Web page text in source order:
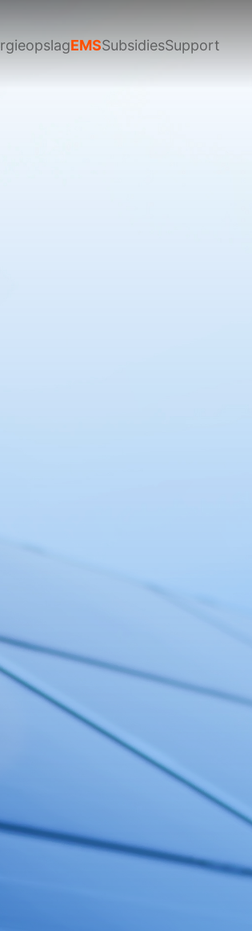
EMSSubsidiesSupport